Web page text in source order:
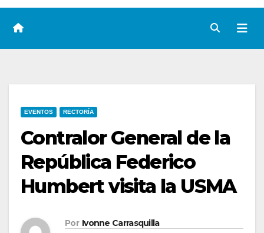
EVENTOS RECTORÍA
Contralor General de la
República Federico
Humbert visita la USMA
Por Ivonne Carrasquilla